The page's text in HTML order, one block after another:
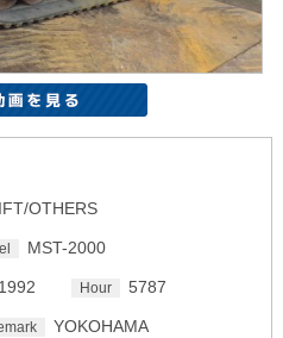
OTHERS
MST-2000
1992 Hour 5787
YOKOHAMA